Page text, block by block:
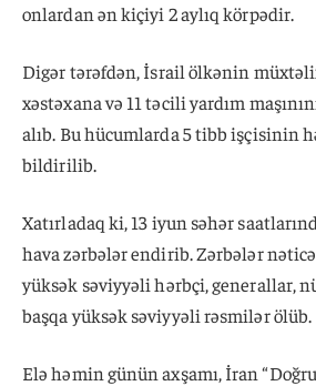
onlardan ən kiçiyi 2 aylıq körpədir.
Digər tərəfdən, İsrail ölkənin
xəstəxana və 11 təcili yardım
alıb. Bu hücumlarda 5 tibb işçisinin
bildirilib.
Xatırladaq ki, 13 iyun səhər
hava zərbələr endirib. Zərbələr
yüksək səviyyəli hərbçi, generallar,
başqa yüksək səviyyəli rəsmilər ölüb.
Elə həmin günün axşamı, İran